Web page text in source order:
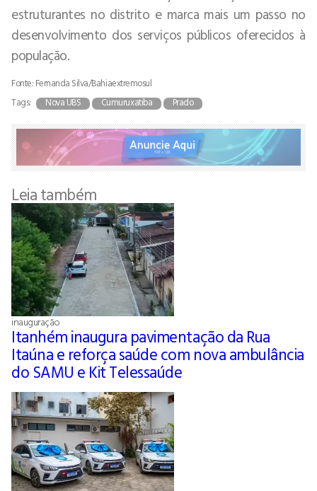
estruturantes no distrito e marca mais um passo no
desenvolvimento dos serviços públicos oferecidos à
população.
Fonte: Fernanda Silva/Bahiaextremosul
Tags:
Nova UBS Cumuruxatiba Prado
Leia também
inauguração
Itanhém inaugura pavimentação da Rua
Itaúna e reforça saúde com nova ambulância
do SAMU e Kit Telessaúde